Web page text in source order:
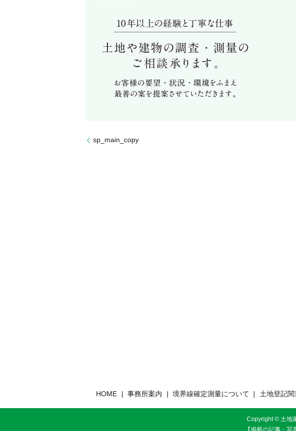
sp_main_copy
HOME 事務所案内 境界線確定測量について 土地登記関
Copyright © 土地
【掲載の記事・